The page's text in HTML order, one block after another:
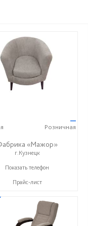
—
Розничная
«Мажор»
г.Кузнецк
+7 (999) 611-98-99
Показать телефон
Прайс-лист